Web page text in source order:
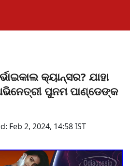
କ୍ୟାନ୍ସର? ଯାହା
ପୁନମ ପାଣ୍ଡେଙ୍କ
Feb 2, 2024, 14:58 IST